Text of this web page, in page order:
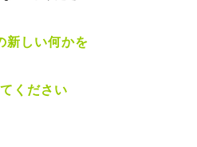
新しい何かを
ください